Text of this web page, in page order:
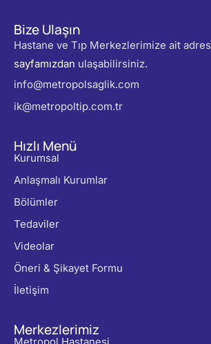
Bize Ulaşın
Hastane ve Tıp Merkezlerimize ait
sayfamızdan ulaşabilirsiniz.
info@metropolsaglik.com
ik@metropoltip.com.tr
Hızlı Menü
Kurumsal
Anlaşmalı Kurumlar
Bölümler
Tedaviler
Videolar
Öneri & Şikayet Formu
İletişim
Merkezlerimiz